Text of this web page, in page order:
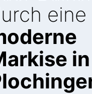
eine
in